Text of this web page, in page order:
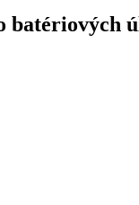
batériových